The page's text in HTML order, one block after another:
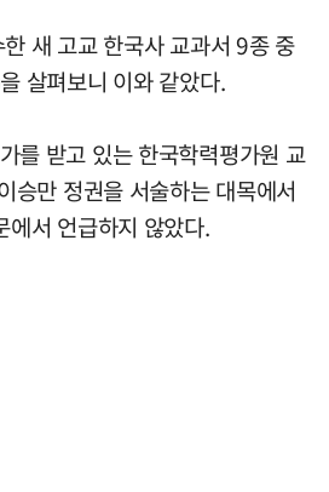
새 고교 한국사 교과서 9종 중
살펴보니 이와 같았다.
를 받고 있는 한국학력평가원 교
승만 정권을 서술하는 대목에서
서 언급하지 않았다.